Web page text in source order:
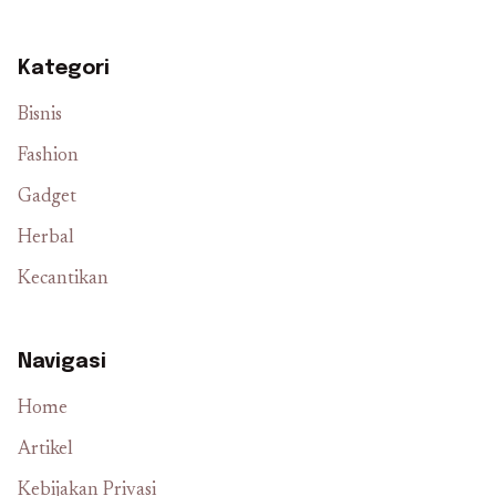
Kategori
Bisnis
Fashion
Gadget
Herbal
Kecantikan
Navigasi
Home
Artikel
Kebijakan Privasi